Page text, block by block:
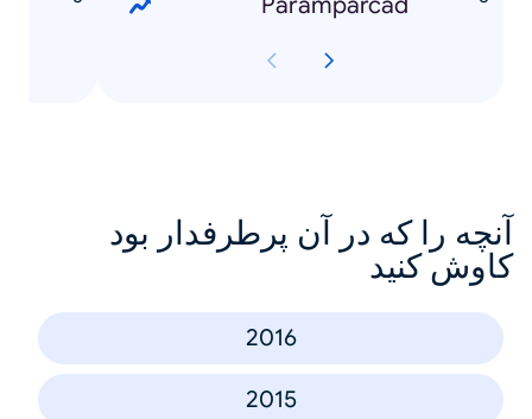
آنچه را که در آن پرطرفدار بود
کاوش کنید
2016
2015